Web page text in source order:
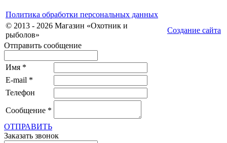
Политика обработки персональных данных
© 2013 - 2026 Магазин «Охотник и
рыболов»
Создание сайта
Отправить сообщение
Имя *
E-mail *
Телефон
Сообщение *
ОТПРАВИТЬ
Заказать звонок